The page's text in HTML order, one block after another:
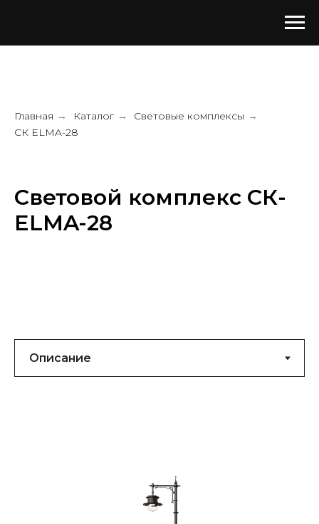
Главная → Каталог → Световые комплексы →
СК ELMA-28
Световой комплекс СК-
ELMA-28